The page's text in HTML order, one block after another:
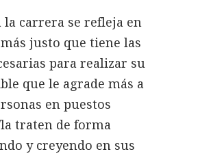
la carrera se refleja en
justo que tiene las
para realizar su
que le agrade más a
en puestos
traten de forma
y creyendo en sus